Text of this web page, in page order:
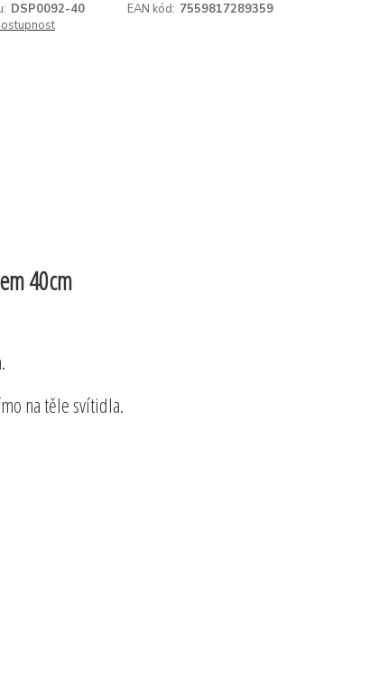
DSP0092-40 EAN kód: 7559817289359
40cm
na těle svítidla.